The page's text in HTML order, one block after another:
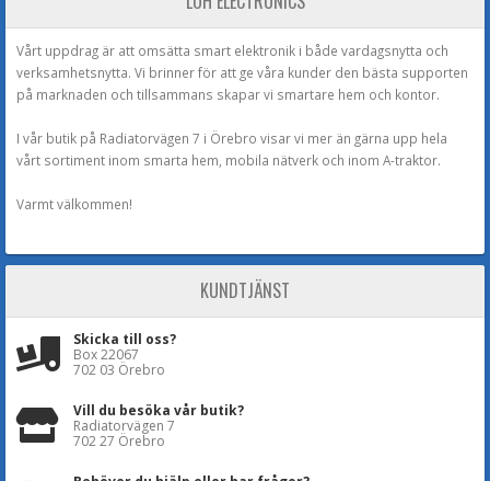
Vårt uppdrag är att omsätta smart elektronik i både vardagsnytta och
verksamhetsnytta. Vi brinner för att ge våra kunder den bästa supporten
på marknaden och tillsammans skapar vi smartare hem och kontor.
I vår butik på Radiatorvägen 7 i Örebro visar vi mer än gärna upp hela
vårt sortiment inom smarta hem, mobila nätverk och inom A-traktor.
Varmt välkommen!
KUNDTJÄNST
Skicka till oss?
Box 22067
702 03 Örebro
Vill du besöka vår butik?
Radiatorvägen 7
702 27 Örebro